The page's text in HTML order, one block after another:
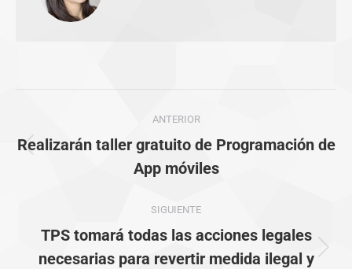
entre
publicaciones
ANTERIOR
Publicación
anterior:
Realizarán taller gratuito de Programación de
App móviles
SIGUIENTE
Publicación
TPS tomará todas las acciones legales
necesarias para revertir medida ilegal y